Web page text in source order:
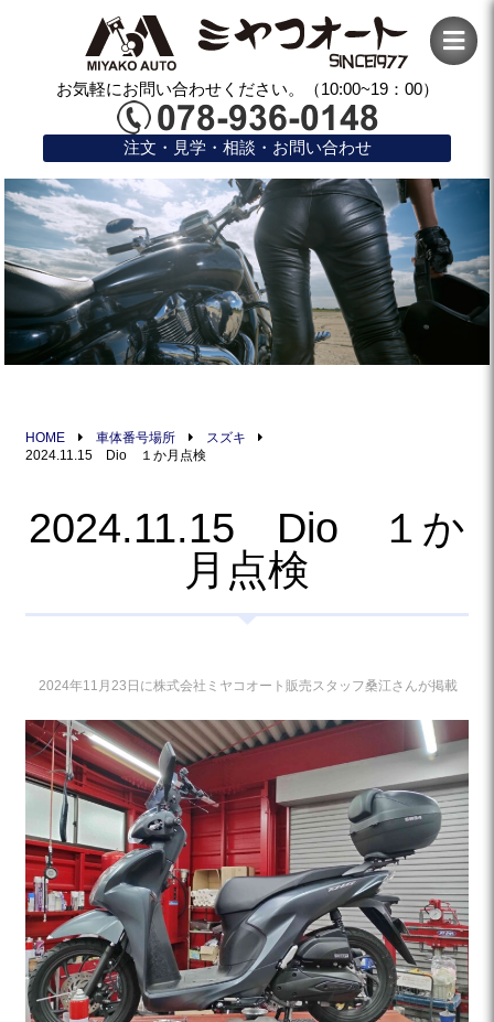
お気軽にお問い合わせください。（10:00~19：00）
注文・見学・相談・お問い合わせ
HOME 車体番号場所
スズキ
2024.11.15 Dio １か月点検
2024.11.15 Dio １か
月点検
2024年11月23日に株式会社ミヤコオート販売スタッフ桑江さんが掲載